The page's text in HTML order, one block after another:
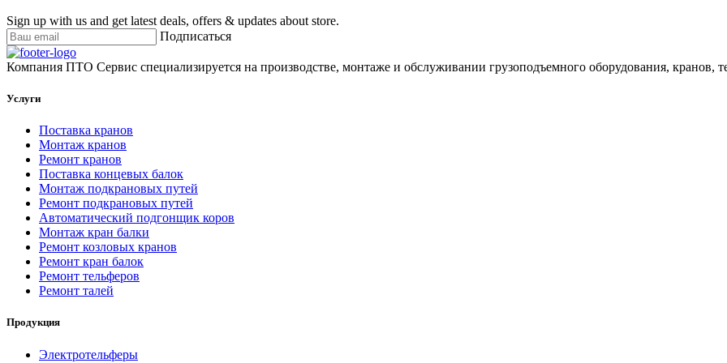
Sign up with us and get latest deals, offers & updates about store.
Подписаться
Компания ПТО Сервис специализируется на производстве, монтаже и обслуживании грузоподъемного оборудования, кранов,
Услуги
Поставка кранов
Монтаж кранов
Ремонт кранов
Поставка концевых балок
Монтаж подкрановых путей
Ремонт подкрановых путей
Автоматический подгонщик коров
Монтаж кран балки
Ремонт козловых кранов
Ремонт кран балок
Ремонт тельферов
Ремонт талей
Продукция
Электротельферы